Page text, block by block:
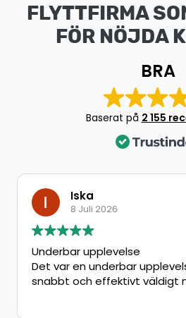
FLYTTFIRMA
FÖR NÖJDA
BRA
Baserat på 2 155
Iska
8 Juli 2026
Underbar upplevelse
Det var en underbar
snabbt och effektivt väldigt